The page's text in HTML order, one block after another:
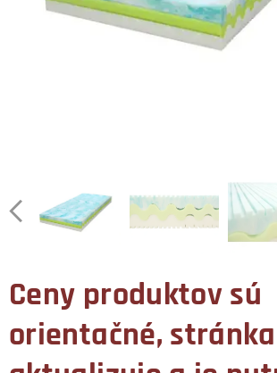
Ceny produktov sú
orientačné,